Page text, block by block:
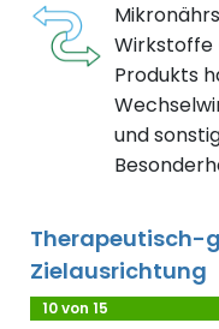
Wirkstoffe
Produkts
und
Therapeutisch-
Zielausrichtung
10 von 15